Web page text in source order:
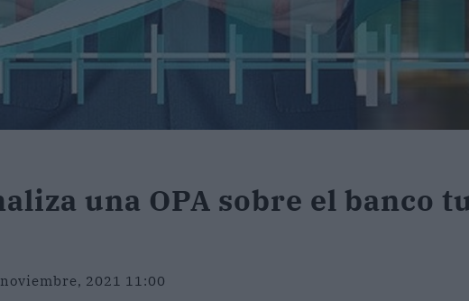
una OPA sobre el banco
2021 11:00